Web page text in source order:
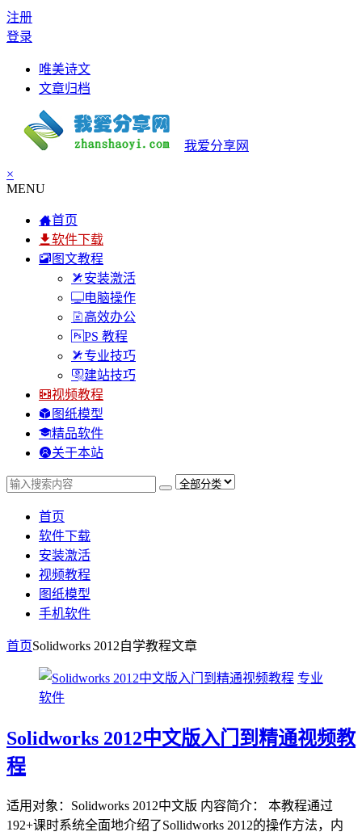
注册
登录
唯美诗文
文章归档
我爱分享网
×
MENU
首页
软件下载
图文教程
安装激活
电脑操作
高效办公
PS 教程
专业技巧
建站技巧
视频教程
图纸模型
精品软件
关于本站
首页
软件下载
安装激活
视频教程
图纸模型
手机软件
首页Solidworks 2012自学教程文章
专业
软件
Solidworks 2012中文版入门到精通视频教
程
适用对象：Solidworks 2012中文版 内容简介： 本教程通过
192+课时系统全面地介绍了Sollidworks 2012的操作方法，内